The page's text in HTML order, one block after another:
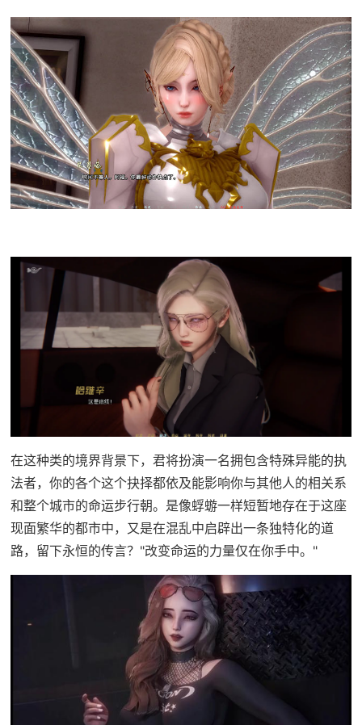
在这种类的境界背景下，君将扮演一名拥包含特殊异能的执
法者，你的各个这个抉择都依及能影响你与其他人的相关系
和整个城市的命运步行朝。是像蜉蝣一样短暂地存在于这座
现面繁华的都市中，又是在混乱中启辟出一条独特化的道
路，留下永恒的传言？"改变命运的力量仅在你手中。"